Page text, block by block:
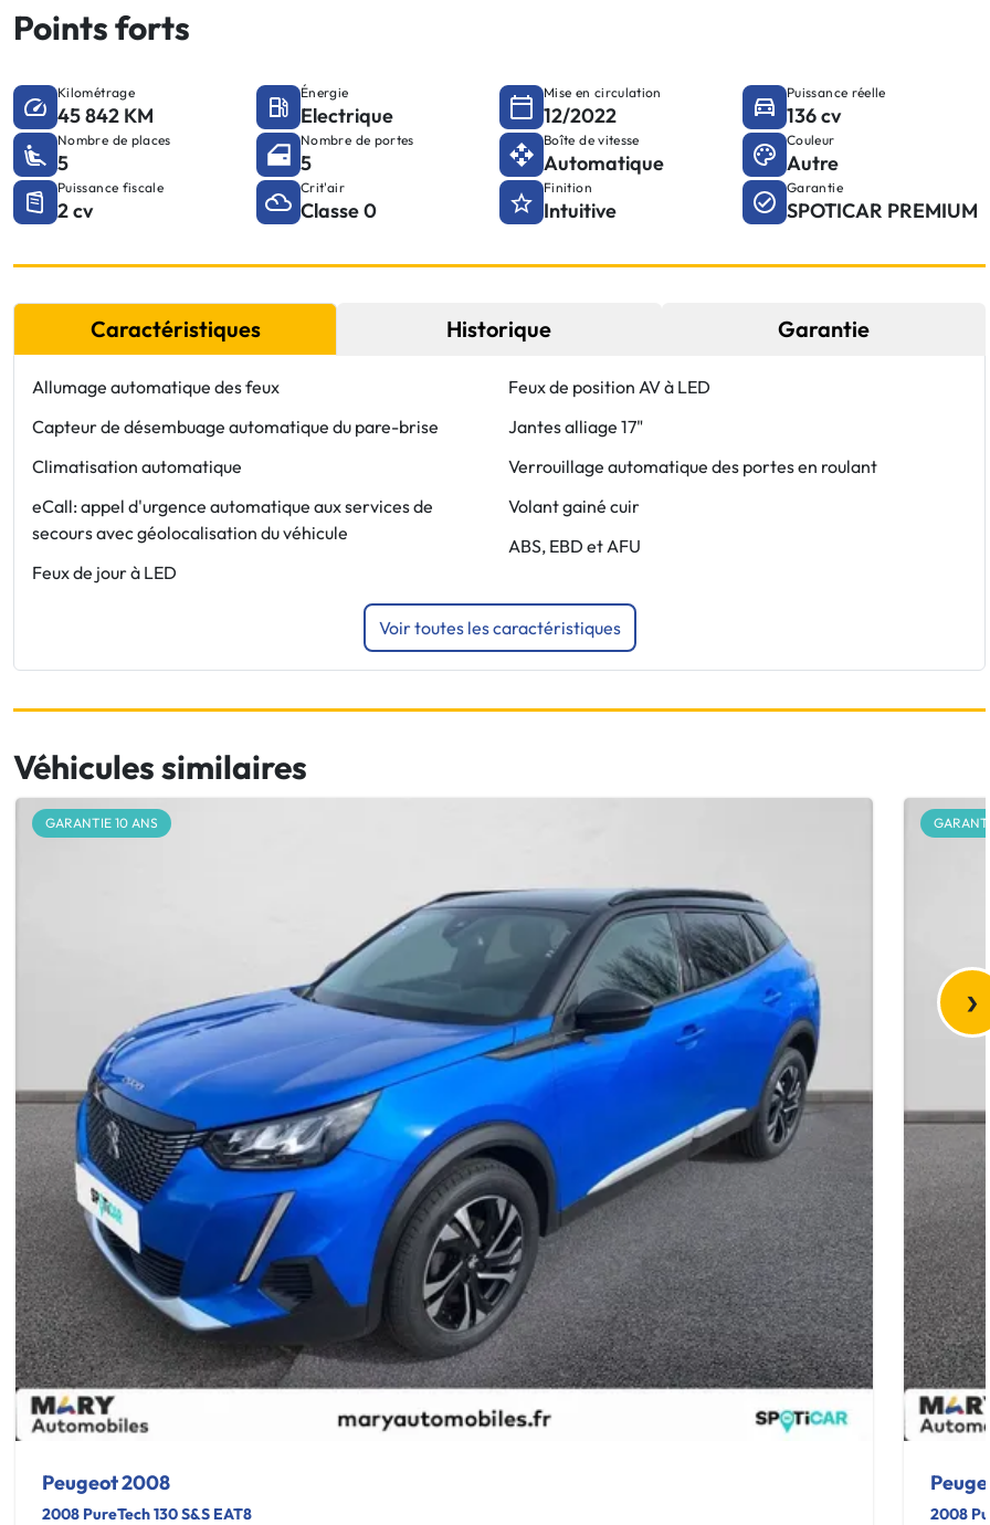
Points forts
Kilométrage
45 842 KM
Énergie
Electrique
Mise en circulation
12/2022
Puissance réelle
136 cv
Nombre de places
5
Nombre de portes
5
Boîte de vitesse
Automatique
Couleur
Autre
Puissance fiscale
2 cv
Crit'air
Classe 0
Finition
Intuitive
Garantie
SPOTICAR PREMIUM
Caractéristiques Historique Garantie
Allumage automatique des feux
Capteur de désembuage automatique du pare-brise
Climatisation automatique
eCall: appel d'urgence automatique aux services de
secours avec géolocalisation du véhicule
Feux de jour à LED
Feux de position AV à LED
Jantes alliage 17"
Verrouillage automatique des portes en roulant
Volant gainé cuir
ABS, EBD et AFU
Voir toutes les caractéristiques
Véhicules similaires
GARANTIE 10 ANS
Peugeot 2008
2008 PureTech 130 S&S EAT8
2008
›